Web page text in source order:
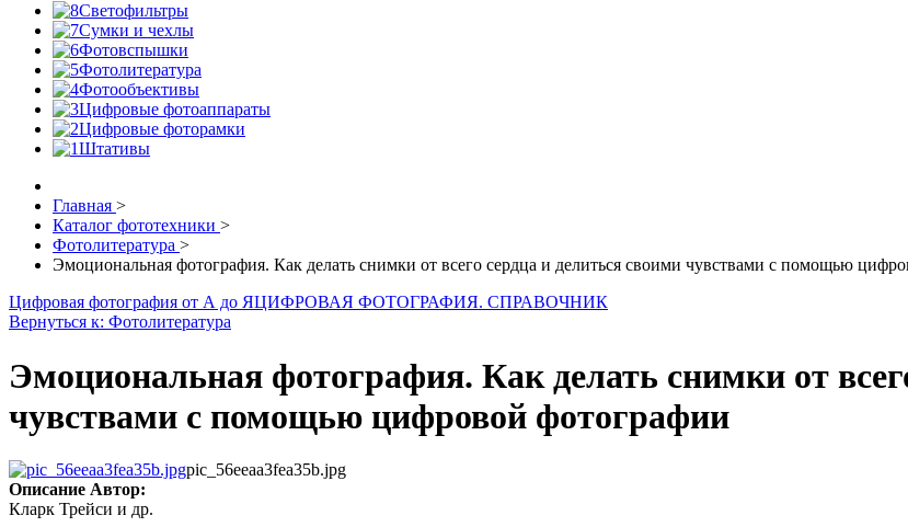
Светофильтры
Сумки и чехлы
Фотовспышки
Фотолитература
Фотообъективы
Цифровые фотоаппараты
Цифровые фоторамки
Штативы
Главная >
Каталог фототехники >
Фотолитература >
Эмоциональная фотография. Как делать снимки от всего сердца и делиться своими чувствами с помощью
Цифровая фотография от А до ЯЦИФРОВАЯ ФОТОГРАФИЯ. СПРАВОЧНИК
Вернуться к: Фотолитература
Эмоциональная фотография. Как делать снимки от
чувствами с помощью цифровой фотографии
pic_56eeaa3fea35b.jpg
Описание Автор:
Кларк Трейси и др.